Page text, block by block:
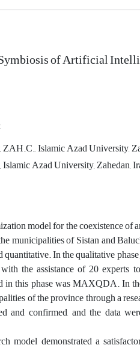
of Artificial
Islamic Azad University,
Azad University, Zahedan,
model for the coexistence
municipalities of Sistan and
In the qualitative
the assistance of 20 experts
this phase was MAXQDA. In
of the province through a
confirmed, and the data
model demonstrated a